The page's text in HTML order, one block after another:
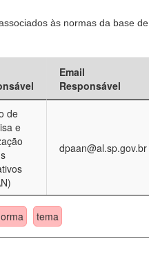
às normas da base de
Email
Responsável
de
e
dpaan@al.sp.gov.br
tema